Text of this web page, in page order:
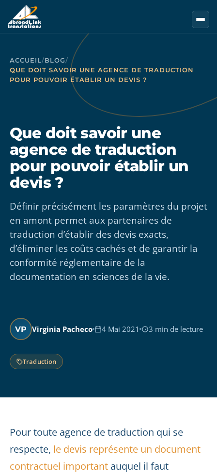
Aller au contenu principal
ACCUEIL/BLOG/
QUE DOIT SAVOIR UNE AGENCE DE TRADUCTION
POUR POUVOIR ÉTABLIR UN DEVIS ?
Que doit savoir une
agence de traduction
pour pouvoir établir un
devis ?
Définir précisément les paramètres du projet
en amont permet aux partenaires de
traduction d’établir des devis exacts,
d’éliminer les coûts cachés et de garantir la
conformité réglementaire de la
documentation en sciences de la vie.
VP Virginia Pacheco 4 Mai 2021 3 min de lecture
Traduction
Pour toute agence de traduction qui se
respecte, le devis représente un document
contractuel important auquel il faut